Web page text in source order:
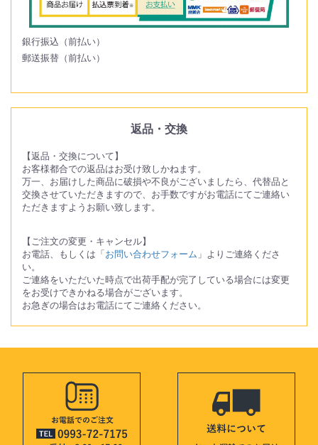
銀行振込（前払い）
郵送振替（前払い）
返品・交換
【返品・交換について】
お客様都合での返品はお受け致しかねます。
万一、お届けした商品に破損や不良がございましたら、代替品と
交換させていただきますので、お手数ですがお電話にてご連絡い
ただきますようお願い致します。
【ご注文の変更・キャンセル】
お電話、もしくは「お問い合わせフォーム 」よりご連絡くださ
い。
ご連絡をいただいた時点で出荷手配が完了している場合には変更
をお受けできかねる場合がございます。
お急ぎの場合はお電話にてご連絡ください。